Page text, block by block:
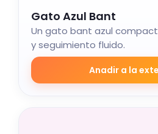
Gato Azul Bant
Un gato bant azul
y seguimiento fluido.
Anadir a la